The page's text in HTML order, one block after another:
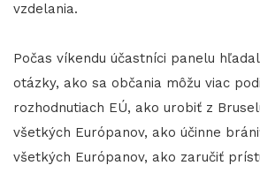
vzdelania.
Počas víkendu účastníci panelu
otázky, ako sa občania môžu viac
rozhodnutiach EÚ, ako urobiť z
všetkých Európanov, ako účinne
všetkých Európanov, ako zaručiť